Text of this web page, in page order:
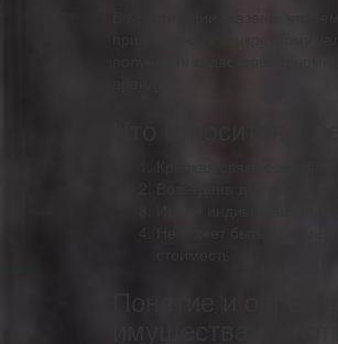
В Конституции сказано, что
принадлежать конкретному
получения кадастрового
Не может быть
Понятие и
имущества в